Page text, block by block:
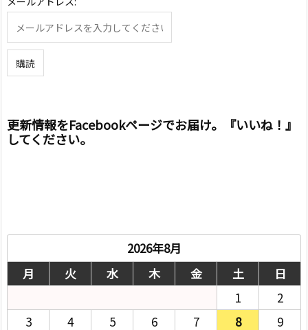
更新情報をFacebookページでお届け。『いいね！』
してください。
2026年8月
月
火 水 木 金 土
日
1
2
3
4 5 6 7 8
9